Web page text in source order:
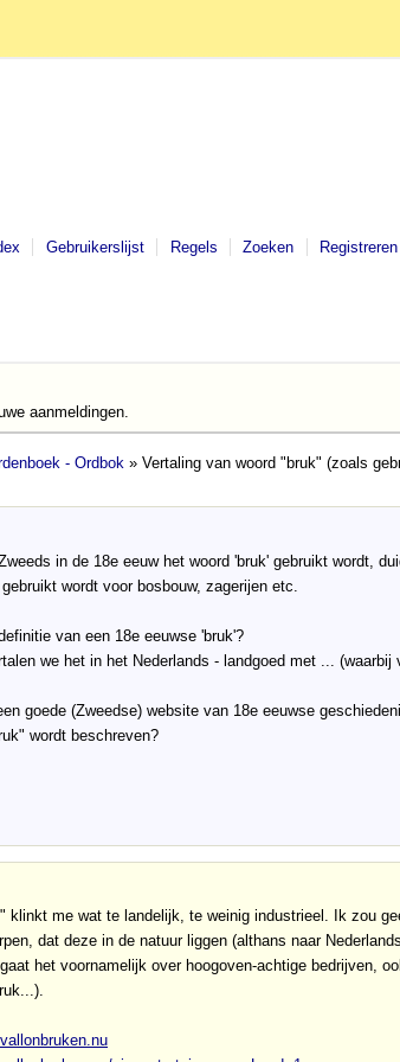
Gebruikerslijst Regels Zoeken Registreren
aanmeldingen.
- Ordbok » Vertaling van woord "bruk" (zoals
in de 18e eeuw het woord 'bruk' gebruikt wordt,
wordt voor bosbouw, zagerijen etc.
van een 18e eeuwse 'bruk'?
we het in het Nederlands - landgoed met ...
goede (Zweedse) website van 18e eeuwse
wordt beschreven?
klinkt me wat te landelijk, te weinig industrieel. Ik zou
dat deze in de natuur liggen (althans naar
het voornamelijk over hoogoven-achtige bedrijven,